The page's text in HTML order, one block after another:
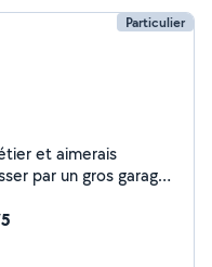
Particulier
et aimerais
par un gros garage